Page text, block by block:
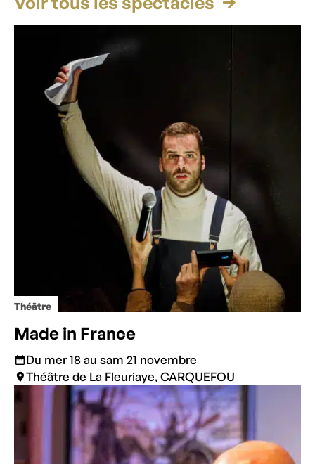
Théâtre
Made in France
Du mer 18 au sam 21 novembre
Théâtre de La Fleuriaye, CARQUEFOU